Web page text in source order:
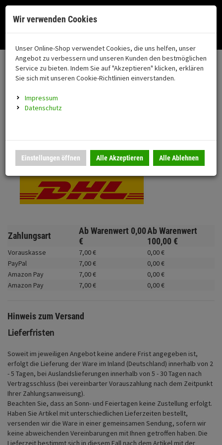
Fahrzeugteile
Alle Kategorien
FAHRZEUGTEILE
Montageständer
Beleuchtung
Fahrwerk
Zubehör
Merchandise
Neuheiten
coming soon
Anmelden | Registrieren Merkzettel
Ihr Warenkorb ist momentan leer.
Ergebnisse () Fertig
Nutzung unserer Dienste erklären Sie sich damit einverstanden!
Okay Datenschutz
Menü
Motorrad auswählen
Versand & Lieferung
Bitte wählen Sie Ihr Lieferland.
DHL National
Zahlungsart Ab Warenwert 0,00
€
Ab Warenwert
100,00 €
Vorauskasse 7,00€ 0,00€
PayPal
7,00€ 0,00€
Amazon Pay
7,00€ 0,00€
Amazon Pay
7,00€ 0,00€
Hinweis zum Versand
Lieferfristen
Soweit im jeweiligen Angebot keine andere Frist angegeben ist,
erfolgt die Lieferung der Ware im Inland (Deutschland) innerhalb von 2
- 5 Tagen, bei Auslandslieferungen innerhalb von 5 - 30 Tagen nach
Vertragsschluss (bei vereinbarter Vorauszahlung nach dem Zeitpunkt
Ihrer Zahlungsanweisung).
Beachten Sie, dass an Sonn- und Feiertagen keine Zustellung erfolgt.
Haben Sie Artikel mit unterschiedlichen Lieferzeiten bestellt,
versenden wir die Ware in einer gemeinsamen Sendung, sofern wir
keine abweichenden Vereinbarungen mit Ihnen getroffen haben. Die
Lieferzeit bestimmt sich in diesem Fall nach dem Artikel mit der
Wir verwenden Cookies
Unser Online-Shop verwendet Cookies, die uns helfen, unser
Angebot zu verbessern und unseren Kunden den bestmöglichen
Service zu bieten. Indem Sie auf "Akzeptieren" klicken, erklären
Sie sich mit unseren Cookie-Richtlinien einverstanden.
Impressum
Datenschutz
Einstellungen öffnen Alle Akzeptieren Alle Ablehnen